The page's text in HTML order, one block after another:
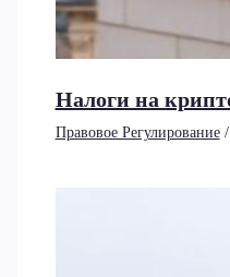
Налоги на
Правовое Регулирование/